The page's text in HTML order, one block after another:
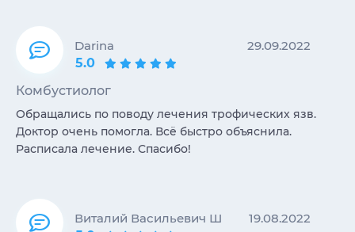
Darina
29.09.2022
5.0
Комбустиолог
Обращались по поводу лечения трофических язв.
Доктор очень помогла. Всё быстро объяснила.
Расписала лечение. Спасибо!
Виталий Васильевич Ш
19.08.2022